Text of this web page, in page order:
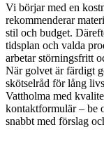
Vi börjar med en
rekommenderar
stil och budget.
tidsplan och valda
arbetar störningsfritt
När golvet är färdigt
skötselråd för lång
Vattholma med
kontaktformulär – be
snabbt med förslag